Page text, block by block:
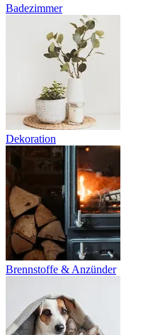
Badezimmer
Dekoration
Brennstoffe & Anzünder